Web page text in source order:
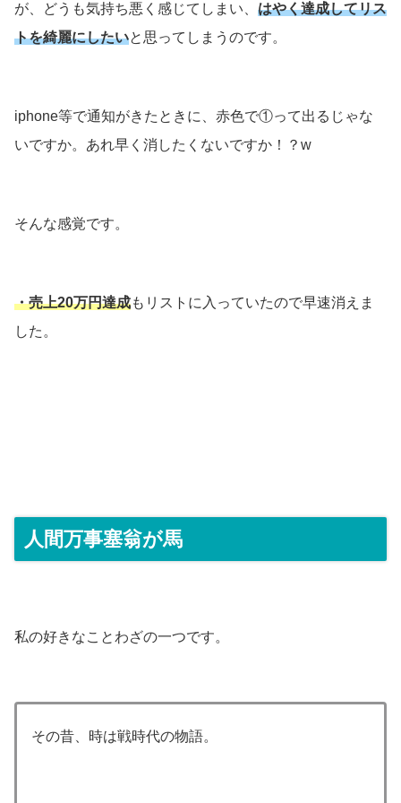
が、どうも気持ち悪く感じてしまい、 はやく達成してリス
トを綺麗にしたいと思ってしまうのです。
iphone等で通知がきたときに、赤色で①って出るじゃな
いですか。あれ早く消したくないですか！？w
そんな感覚です。
・売上20万円達成もリストに入っていたので早速消えま
した。
人間万事塞翁が馬
私の好きなことわざの一つです。
その昔、時は戦時代の物語。